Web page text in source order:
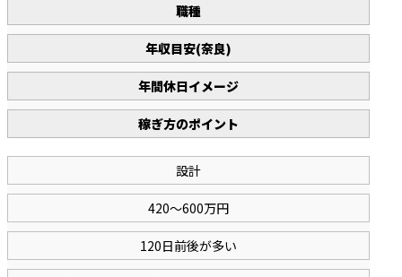
職種
年収目安(奈良)
年間休日イメージ
稼ぎ方のポイント
設計
420～600万円
120日前後が多い